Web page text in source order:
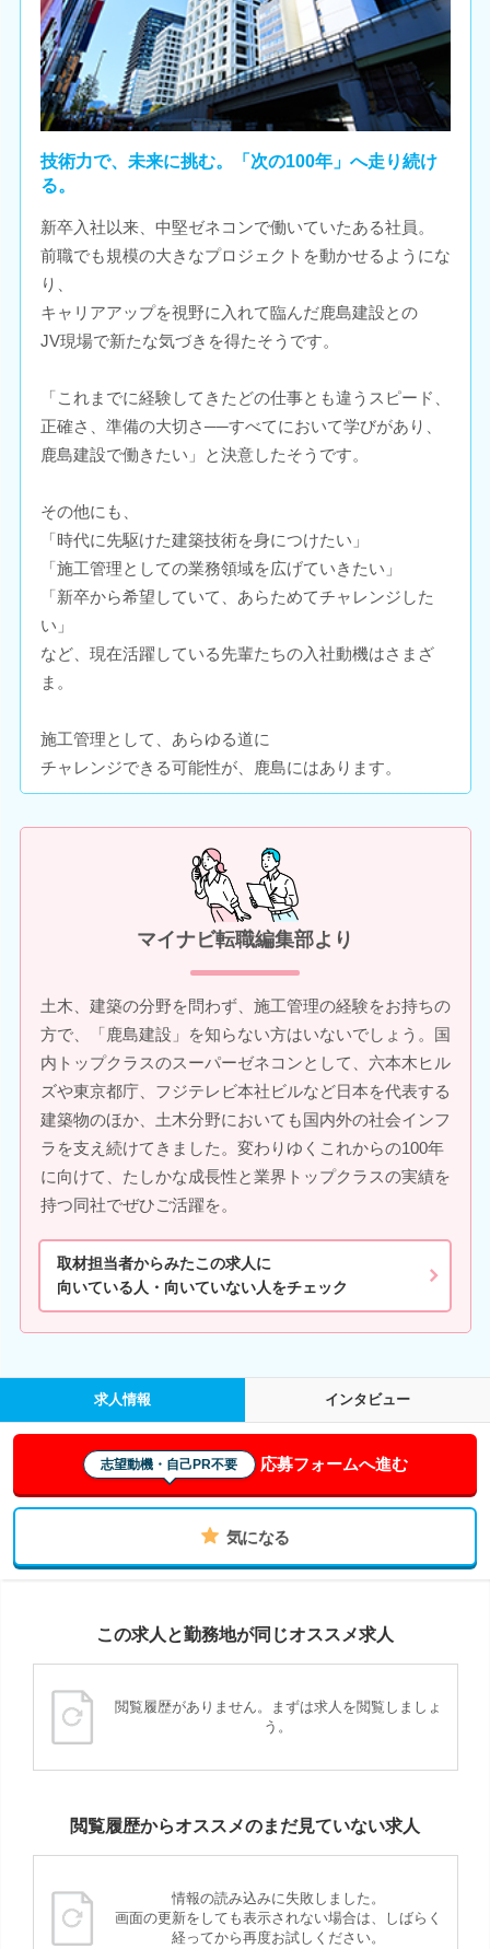
技術力で、未来に挑む。「次の100年」へ走り続け
る。
新卒入社以来、中堅ゼネコンで働いていたある社員。
前職でも規模の大きなプロジェクトを動かせるようにな
り、
キャリアアップを視野に入れて臨んだ鹿島建設との
JV現場で新たな気づきを得たそうです。
「これまでに経験してきたどの仕事とも違うスピード、
正確さ、準備の大切さ──すべてにおいて学びがあり、
鹿島建設で働きたい」と決意したそうです。
その他にも、
「時代に先駆けた建築技術を身につけたい」
「施工管理としての業務領域を広げていきたい」
「新卒から希望していて、あらためてチャレンジした
い」
など、現在活躍している先輩たちの入社動機はさまざ
ま。
施工管理として、あらゆる道に
チャレンジできる可能性が、鹿島にはあります。
マイナビ転職編集部より
土木、建築の分野を問わず、施工管理の経験をお持ちの
方で、「鹿島建設」を知らない方はいないでしょう。国
内トップクラスのスーパーゼネコンとして、六本木ヒル
ズや東京都庁、フジテレビ本社ビルなど日本を代表する
建築物のほか、土木分野においても国内外の社会インフ
ラを支え続けてきました。変わりゆくこれからの100年
に向けて、たしかな成長性と業界トップクラスの実績を
持つ同社でぜひご活躍を。
取材担当者からみたこの求人に
向いている人・向いていない人をチェック
求人情報 インタビュー
志望動機・自己PR不要 応募フォームへ進む
気になる
この求人と勤務地が同じオススメ求人
閲覧履歴がありません。まずは求人を閲覧しましょ
う。
閲覧履歴からオススメのまだ見ていない求人
情報の読み込みに失敗しました。
画面の更新をしても表示されない場合は、しばらく
経ってから再度お試しください。